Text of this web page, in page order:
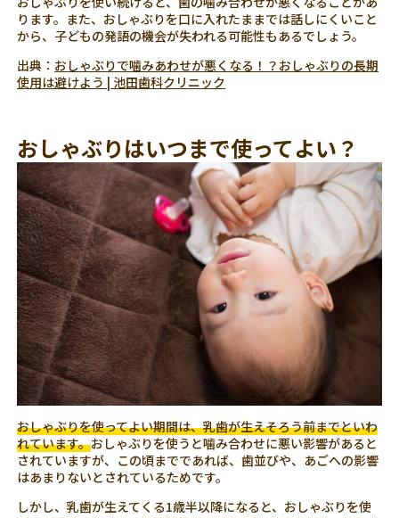
ります。また、おしゃぶりを口に入れたままでは話しにくいこと
から、子どもの発語の機会が失われる可能性もあるでしょう。
出典： おしゃぶりで噛みあわせが悪くなる！？おしゃぶりの長期
使用は避けよう | 池田歯科クリニック
おしゃぶりはいつまで使ってよい？
おしゃぶりを使ってよい期間は、乳歯が生えそろう前までといわ
れています。おしゃぶりを使うと噛み合わせに悪い影響があると
されていますが、この頃までであれば、歯並びや、あごへの影響
はあまりないとされているためです。
しかし、乳歯が生えてくる1歳半以降になると、おしゃぶりを使